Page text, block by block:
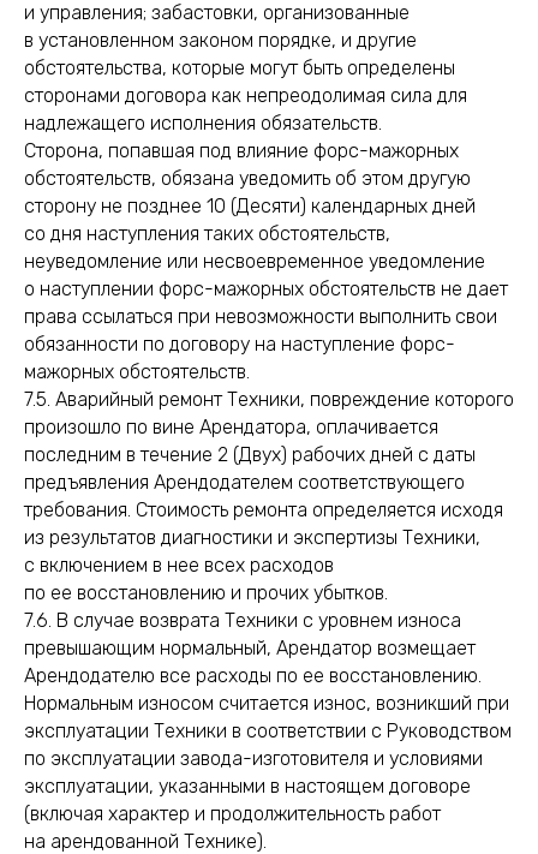
и управления; забастовки, организованные
в установленном законом порядке, и другие
обстоятельства, которые могут быть определены
сторонами договора как непреодолимая сила для
надлежащего исполнения обязательств.
Сторона, попавшая под влияние форс-мажорных
обстоятельств, обязана уведомить об этом другую
сторону не позднее 10 (Десяти) календарных дней
со дня наступления таких обстоятельств,
неуведомление или несвоевременное уведомление
о наступлении форс-мажорных обстоятельств не дает
права ссылаться при невозможности выполнить свои
обязанности по договору на наступление форс-
мажорных обстоятельств.
7.5. Аварийный ремонт Техники, повреждение которого
произошло по вине Арендатора, оплачивается
последним в течение 2 (Двух) рабочих дней с даты
предъявления Арендодателем соответствующего
требования. Стоимость ремонта определяется исходя
из результатов диагностики и экспертизы Техники,
с включением в нее всех расходов
по ее восстановлению и прочих убытков.
7.6. В случае возврата Техники c уровнем износа
превышающим нормальный, Арендатор возмещает
Арендодателю все расходы по ее восстановлению.
Нормальным износом считается износ, возникший при
эксплуатации Техники в соответствии с Руководством
по эксплуатации завода-изготовителя и условиями
эксплуатации, указанными в настоящем договоре
(включая характер и продолжительность работ
на арендованной Технике).